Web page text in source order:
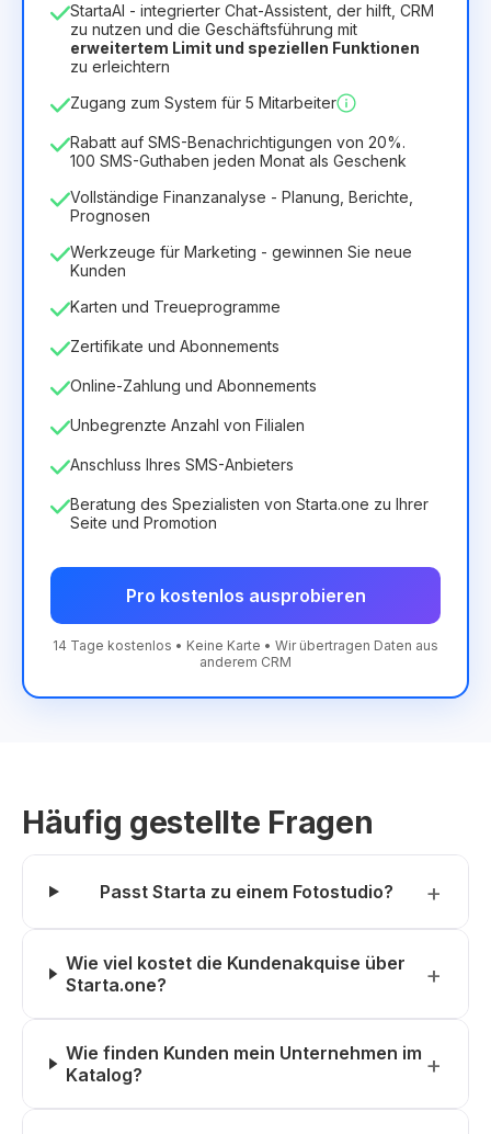
Dauer der Lizenz
12 Months(Rabatt -25%) Vorteilhaft
8.99€ 6.29€ /Monat
StartaAI - integrierter Chat-Assistent, der hilft, CRM
zu nutzen und die Geschäftsführung mit
erweitertem Limit und speziellen Funktionen
zu erleichtern
Zugang zum System für 5 Mitarbeiter
Rabatt auf SMS-Benachrichtigungen von 20%.
100 SMS-Guthaben jeden Monat als Geschenk
Vollständige Finanzanalyse - Planung, Berichte,
Prognosen
Werkzeuge für Marketing - gewinnen Sie neue
Kunden
Karten und Treueprogramme
Zertifikate und Abonnements
Online-Zahlung und Abonnements
Unbegrenzte Anzahl von Filialen
Anschluss Ihres SMS-Anbieters
Beratung des Spezialisten von Starta.one zu Ihrer
Seite und Promotion
Pro kostenlos ausprobieren
14 Tage kostenlos • Keine Karte • Wir übertragen Daten aus
anderem CRM
Häufig gestellte Fragen
Passt Starta zu einem Fotostudio?
Wie viel kostet die Kundenakquise über
Starta.one?
Wie finden Kunden mein Unternehmen im
Katalog?